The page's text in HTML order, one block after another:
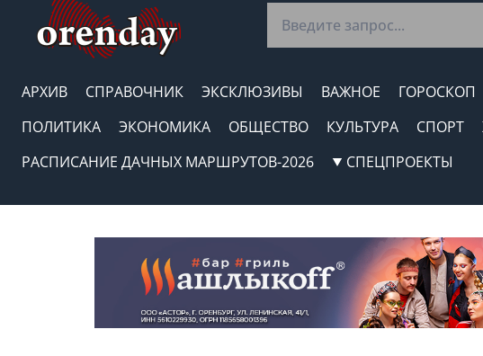
АРХИВ СПРАВОЧНИК ЭКСКЛЮЗИВЫ ВАЖНОЕ ГОРОСКОП
ПОЛИТИКА
ЭКОНОМИКА ОБЩЕСТВО КУЛЬТУРА СПОРТ
РАСПИСАНИЕ ДАЧНЫХ МАРШРУТОВ-2026
СПЕЦПРОЕКТЫ